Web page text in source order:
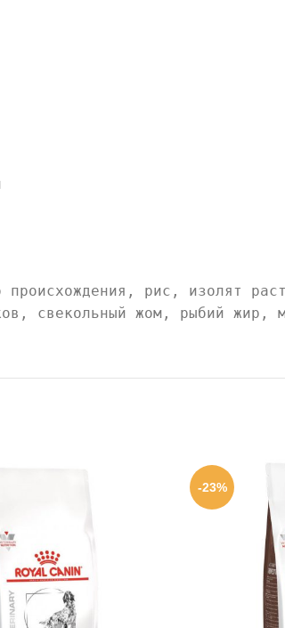
происхождения, рис, изолят
свекольный жом, рыбий жир,
-23%